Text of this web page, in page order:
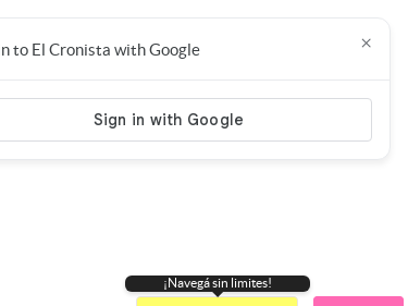
¡Navegá sin limites!
to El Cronista with Google ×